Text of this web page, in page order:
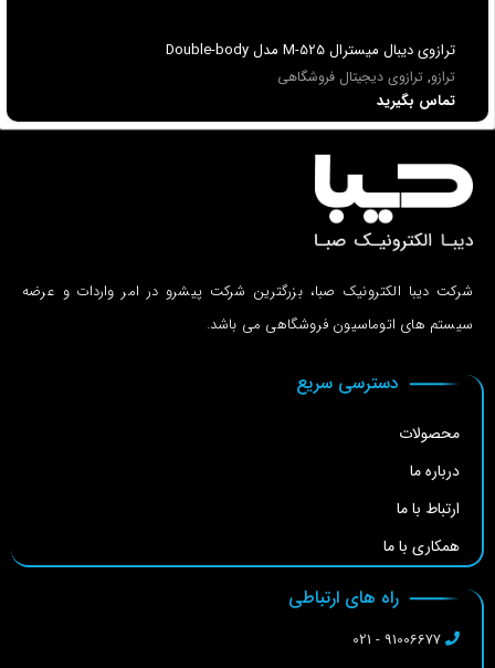
ترازوي ديبال میسترال M-525 مدل Double-body
ترازو, ترازوی دیجیتال فروشگاهی
تماس بگیرید
شرکت دیبا الکترونیک صبا، بزرگترین شرکت پیشرو در امر واردات و عرضه
سیستم های اتوماسیون فروشگاهی می باشد.
دسترسی سریع
محصولات
درباره ما
ارتباط با ما
همکاری با ما
راه های ارتباطی